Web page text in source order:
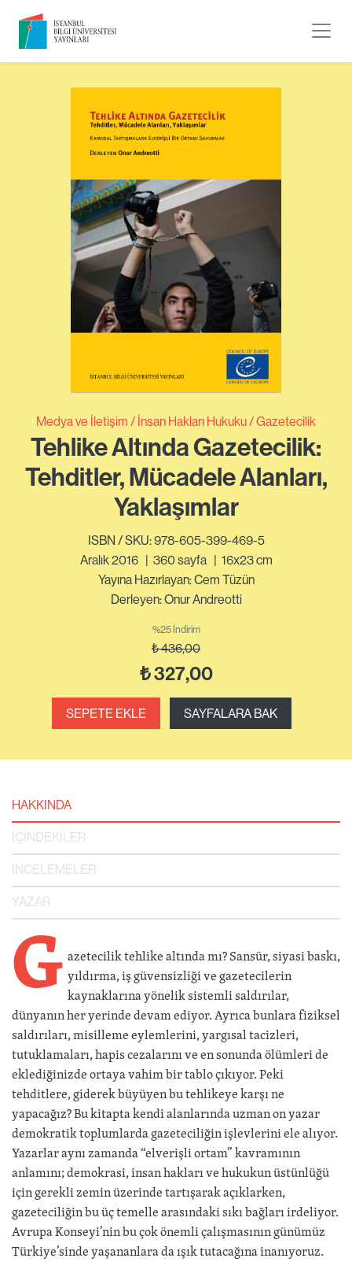
Medya ve İletişim İnsan Hakları Hukuku Gazetecilik
Tehlike Altında Gazetecilik:
Tehditler, Mücadele Alanları,
Yaklaşımlar
ISBN / SKU: 978-605-399-469-5
Aralık 2016 | 360sayfa | 16x23 cm
Yayına Hazırlayan: Cem Tüzün
Derleyen: Onur Andreotti
%25 İndirim
₺436,00
₺327,00
SEPETE EKLE SAYFALARA BAK
HAKKINDA
İÇİNDEKİLER
İNCELEMELER
YAZAR
Gazetecilik tehlike altında mı? Sansür, siyasi baskı,
yıldırma, iş güvensizliği ve gazetecilerin
kaynaklarına yönelik sistemli saldırılar,
dünyanın her yerinde devam ediyor. Ayrıca bunlara fiziksel
saldırıları, misilleme eylemlerini, yargısal tacizleri,
tutuklamaları, hapis cezalarını ve en sonunda ölümleri de
eklediğinizde ortaya vahim bir tablo çıkıyor. Peki
tehditlere, giderek büyüyen bu tehlikeye karşı ne
yapacağız? Bu kitapta kendi alanlarında uzman on yazar
demokratik toplumlarda gazeteciliğin işlevlerini ele alıyor.
Yazarlar aynı zamanda “elverişli ortam” kavramının
anlamını; demokrasi, insan hakları ve hukukun üstünlüğü
için gerekli zemin üzerinde tartışarak açıklarken,
gazeteciliğin bu üç temelle arasındaki sıkı bağları irdeliyor.
Avrupa Konseyi’nin bu çok önemli çalışmasının günümüz
Türkiye’sinde yaşananlara da ışık tutacağına inanıyoruz.